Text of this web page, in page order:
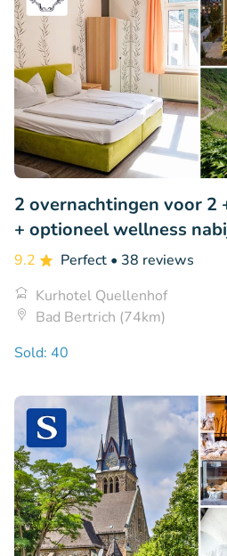
2 overnachtingen voor
+ optioneel wellness
9.2 Perfect • 38 reviews
Kurhotel Quellenhof
Bad Bertrich (74km)
Sold: 40